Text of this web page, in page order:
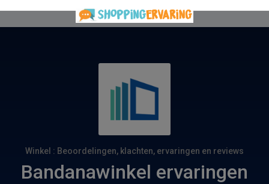
Winkel : Beoordelingen, klachten, ervaringen en reviews
Bandanawinkel ervaringen